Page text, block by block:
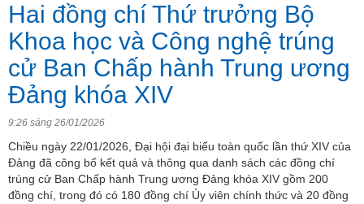
Hai đồng chí Thứ trưởng Bộ
Khoa học và Công nghệ trúng
cử Ban Chấp hành Trung ương
Đảng khóa XIV
9:26 sáng 26/01/2026
Chiều ngày 22/01/2026, Đại hội đại biểu toàn quốc lần thứ XIV của
Đảng đã công bố kết quả và thông qua danh sách các đồng chí
trúng cử Ban Chấp hành Trung ương Đảng khóa XIV gồm 200
đồng chí, trong đó có 180 đồng chí Ủy viên chính thức và 20 đồng